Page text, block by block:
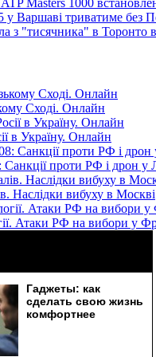
ATP Masters 1000
у Варшаві триватиме без
з "тисячника" в Торонто
Сході. Онлайн
в Україну. Онлайн
Санкції проти РФ і дрон у
Наслідки вибуху в Москві
Атаки РФ на вибори у